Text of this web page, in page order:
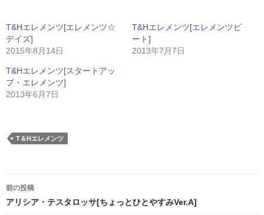
T&Hエレメンツ[エレメンツ☆
デイズ]
2015年8月14日
T&Hエレメンツ[エレメンツビ
ート]
2013年7月7日
T&Hエレメンツ[スタートアッ
プ・エレメンツ]
2013年6月7日
T＆Hエレメンツ
投
稿
前の投稿
アリシア・テスタロッサ[ちょっとひとやすみVer.A]